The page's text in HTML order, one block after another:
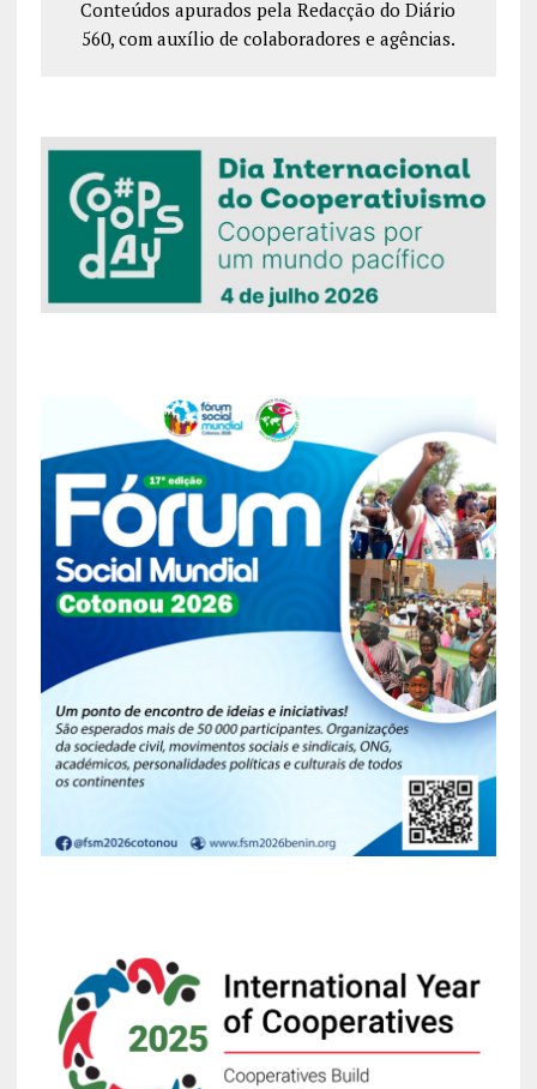
Conteúdos apurados pela Redacção do Diário
560, com auxílio de colaboradores e agências.